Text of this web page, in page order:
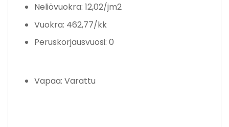
Neliövuokra: 12,02/jm2
Vuokra: 462,77/kk
Peruskorjausvuosi: 0
Vapaa: Varattu